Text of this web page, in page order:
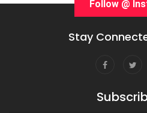
Follow @
Stay